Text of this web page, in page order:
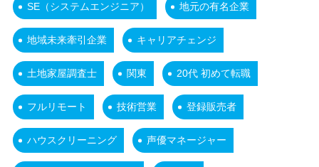
SE（システムエンジニア） 地元の有名企業
地域未来牽引企業 キャリアチェンジ
土地家屋調査士 関東 20代 初めて転職
フルリモート 技術営業 登録販売者
ハウスクリーニング 声優マネージャー